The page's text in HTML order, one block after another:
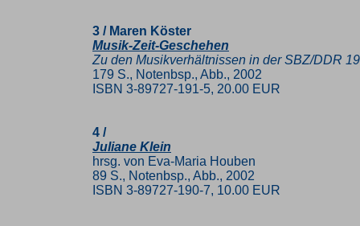
3 / Maren Köster
Musik-Zeit-Geschehen
Zu den Musikverhältnissen in der SBZ/DDR
179 S., Notenbsp., Abb., 2002
ISBN 3-89727-191-5, 20.00 EUR
4 /
Juliane Klein
hrsg. von Eva-Maria Houben
89 S., Notenbsp., Abb., 2002
ISBN 3-89727-190-7, 10.00 EUR